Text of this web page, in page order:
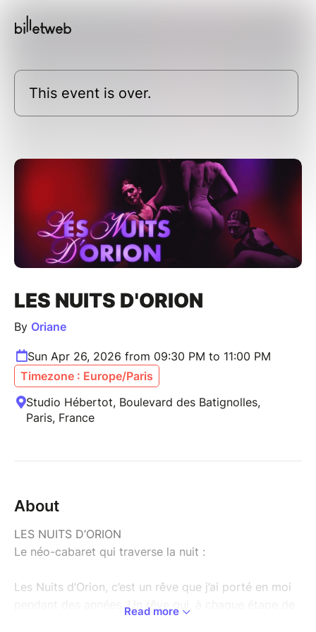
This event is over.
LES NUITS D'ORION
By Oriane
Sun Apr 26, 2026 from 09:30 PM to 11:00 PM
Timezone : Europe/Paris
Studio Hébertot, Boulevard des Batignolles,
Paris, France
About
LES NUITS D’ORION
Le néo-cabaret qui traverse la nuit :
Les Nuits d’Orion, c’est un rêve que j’ai porté en moi
pendant des années. Un rêve qui, à chaque étape de
Read more